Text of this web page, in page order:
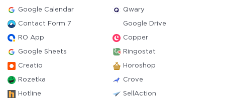
Google Calendar Qwary
Contact Form 7 Google Drive
RO App Copper
Google Sheets Ringostat
Creatio Horoshop
Rozetka Crove
Hotline SellAction